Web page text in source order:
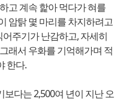
고 계속 핥아 먹다가 혀를
암탉 몇 마리를 차지하려고
주기가 난감하고, 자세히
래서 우화를 기억해가며 적
한다.
다는 2,500여 년이 지난 오